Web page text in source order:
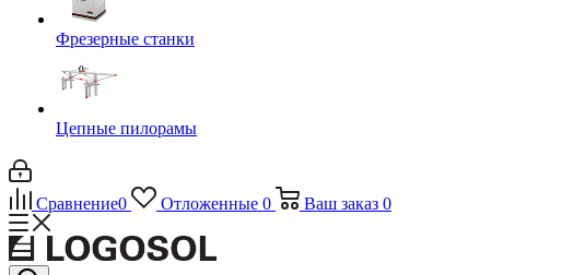
Фрезерные станки
Цепные пилорамы
Сравнение0 Отложенные 0 Ваш заказ 0